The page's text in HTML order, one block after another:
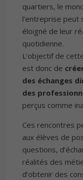
quartiers, le
l’entreprise peut
éloigné de leur
quotidienne.
L’objectif de
est donc de
des échanges
des
perçus comme
Ces rencontres
aux élèves de
questions,
réalités des
d’obtenir des